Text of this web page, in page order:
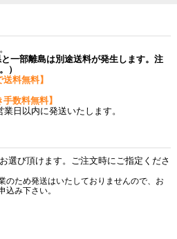
一部離島は別途送料が発生します。注
）
料無料】
数料無料】
日以内に発送いたします。
選び頂けます。ご注文時にご指定くださ
ため発送はいたしておりませんので、お
込み下さい。